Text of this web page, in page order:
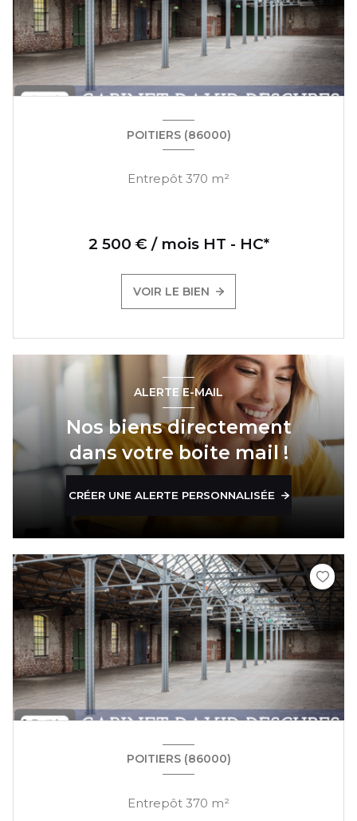
POITIERS (86000)
Entrepôt 370 m²
2 500 € / mois HT - HC*
VOIR LE BIEN
ALERTE E-MAIL
Nos biens directement
dans votre boite mail !
CRÉER UNE ALERTE PERSONNALISÉE
POITIERS (86000)
Entrepôt 370 m²